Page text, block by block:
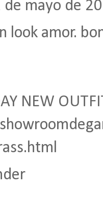
de mayo de
look amor.
NEW